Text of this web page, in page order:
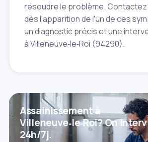
résoudre le problème. Contactez
dès l'apparition de l'un de ces
un diagnostic précis et une
à Villeneuve‑le‑Roi (94290).
Assainissement à
Villeneuve‑le‑Roi? On
24h/7j.